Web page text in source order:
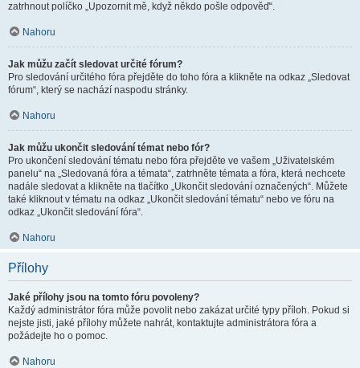
zatrhnout políčko „Upozornit mě, když někdo pošle odpověď“.
Nahoru
Jak můžu začít sledovat určité fórum?
Pro sledování určitého fóra přejděte do toho fóra a klikněte na odkaz „Sledovat
fórum“, který se nachází naspodu stránky.
Nahoru
Jak můžu ukončit sledování témat nebo fór?
Pro ukončení sledování tématu nebo fóra přejděte ve vašem „Uživatelském
panelu“ na „Sledovaná fóra a témata“, zatrhněte témata a fóra, která nechcete
nadále sledovat a klikněte na tlačítko „Ukončit sledování označených“. Můžete
také kliknout v tématu na odkaz „Ukončit sledování tématu“ nebo ve fóru na
odkaz „Ukončit sledování fóra“.
Nahoru
Přílohy
Jaké přílohy jsou na tomto fóru povoleny?
Každý administrátor fóra může povolit nebo zakázat určité typy příloh. Pokud si
nejste jisti, jaké přílohy můžete nahrát, kontaktujte administrátora fóra a
požádejte ho o pomoc.
Nahoru